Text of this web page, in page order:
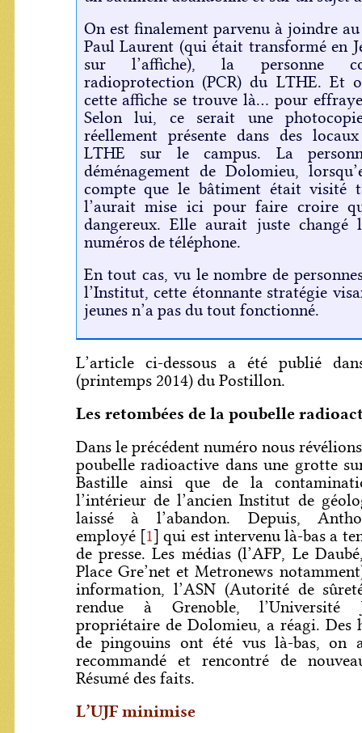
On est finalement parvenu à joindre au
Paul Laurent (qui était transformé en
sur l’affiche), la personne
radioprotection (PCR) du LTHE. Et
cette affiche se trouve là... pour
Selon lui, ce serait une
réellement présente dans des
LTHE sur le campus. La
déménagement de Dolomieu,
compte que le bâtiment était visité
l’aurait mise ici pour faire croire
dangereux. Elle aurait juste changé
numéros de téléphone.
En tout cas, vu le nombre de
l’Institut, cette étonnante stratégie
jeunes n’a pas du tout fonctionné.
L’article ci-dessous a été publié
(printemps 2014) du Postillon.
Les retombées de la poubelle
Dans le précédent numéro nous révélions
poubelle radioactive dans une grotte
Bastille ainsi que de la
l’intérieur de l’ancien Institut de
laissé à l’abandon. Depuis,
employé[1] qui est intervenu là-bas a
de presse. Les médias (l’AFP, Le
Place Gre’net et Metronews
information, l’ASN (Autorité de
rendue à Grenoble, l’Université
propriétaire de Dolomieu, a réagi. Des
de pingouins ont été vus là-bas, on
recommandé et rencontré de
Résumé des faits.
L’UJF minimise